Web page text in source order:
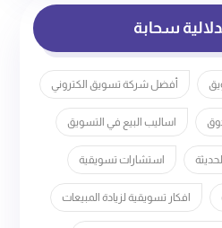
سحابة
أفضل شركة تسويق الكتروني
اساليب البيع في التسويق
استشارات تسويقية
افكار تسويقية لزيادة المبيعات